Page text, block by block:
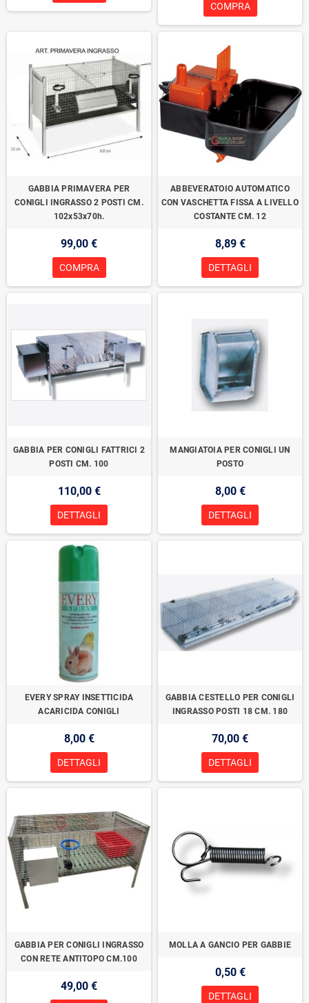
COMPRA
GABBIA PRIMAVERA PER
CONIGLI INGRASSO 2 POSTI CM.
102x53x70h.
99,00 €
COMPRA
ABBEVERATOIO AUTOMATICO
CON VASCHETTA FISSA A LIVELLO
COSTANTE CM. 12
8,89 €
DETTAGLI
GABBIA PER CONIGLI FATTRICI 2
POSTI CM. 100
110,00 €
DETTAGLI
MANGIATOIA PER CONIGLI UN
POSTO
8,00 €
DETTAGLI
EVERY SPRAY INSETTICIDA
ACARICIDA CONIGLI
8,00 €
DETTAGLI
GABBIA CESTELLO PER CONIGLI
INGRASSO POSTI 18 CM. 180
70,00 €
DETTAGLI
GABBIA PER CONIGLI INGRASSO
CON RETE ANTITOPO CM.100
49,00 €
MOLLA A GANCIO PER GABBIE
0,50 €
DETTAGLI